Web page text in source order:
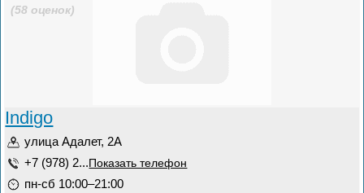
(58 оценок)
Indigo
улица Адалет, 2А
+7 (978) 2... Показать телефон
пн-сб 10:00–21:00